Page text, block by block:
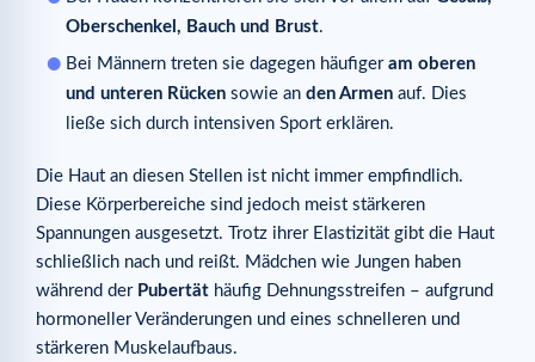
Oberschenkel, Bauch und Brust.
Bei Männern treten sie dagegen häufiger am oberen
und unteren Rücken sowie an den Armen auf. Dies
ließe sich durch intensiven Sport erklären.
Die Haut an diesen Stellen ist nicht immer empfindlich.
Diese Körperbereiche sind jedoch meist stärkeren
Spannungen ausgesetzt. Trotz ihrer Elastizität gibt die Haut
schließlich nach und reißt. Mädchen wie Jungen haben
während der Pubertät häufig Dehnungsstreifen – aufgrund
hormoneller Veränderungen und eines schnelleren und
stärkeren Muskelaufbaus.